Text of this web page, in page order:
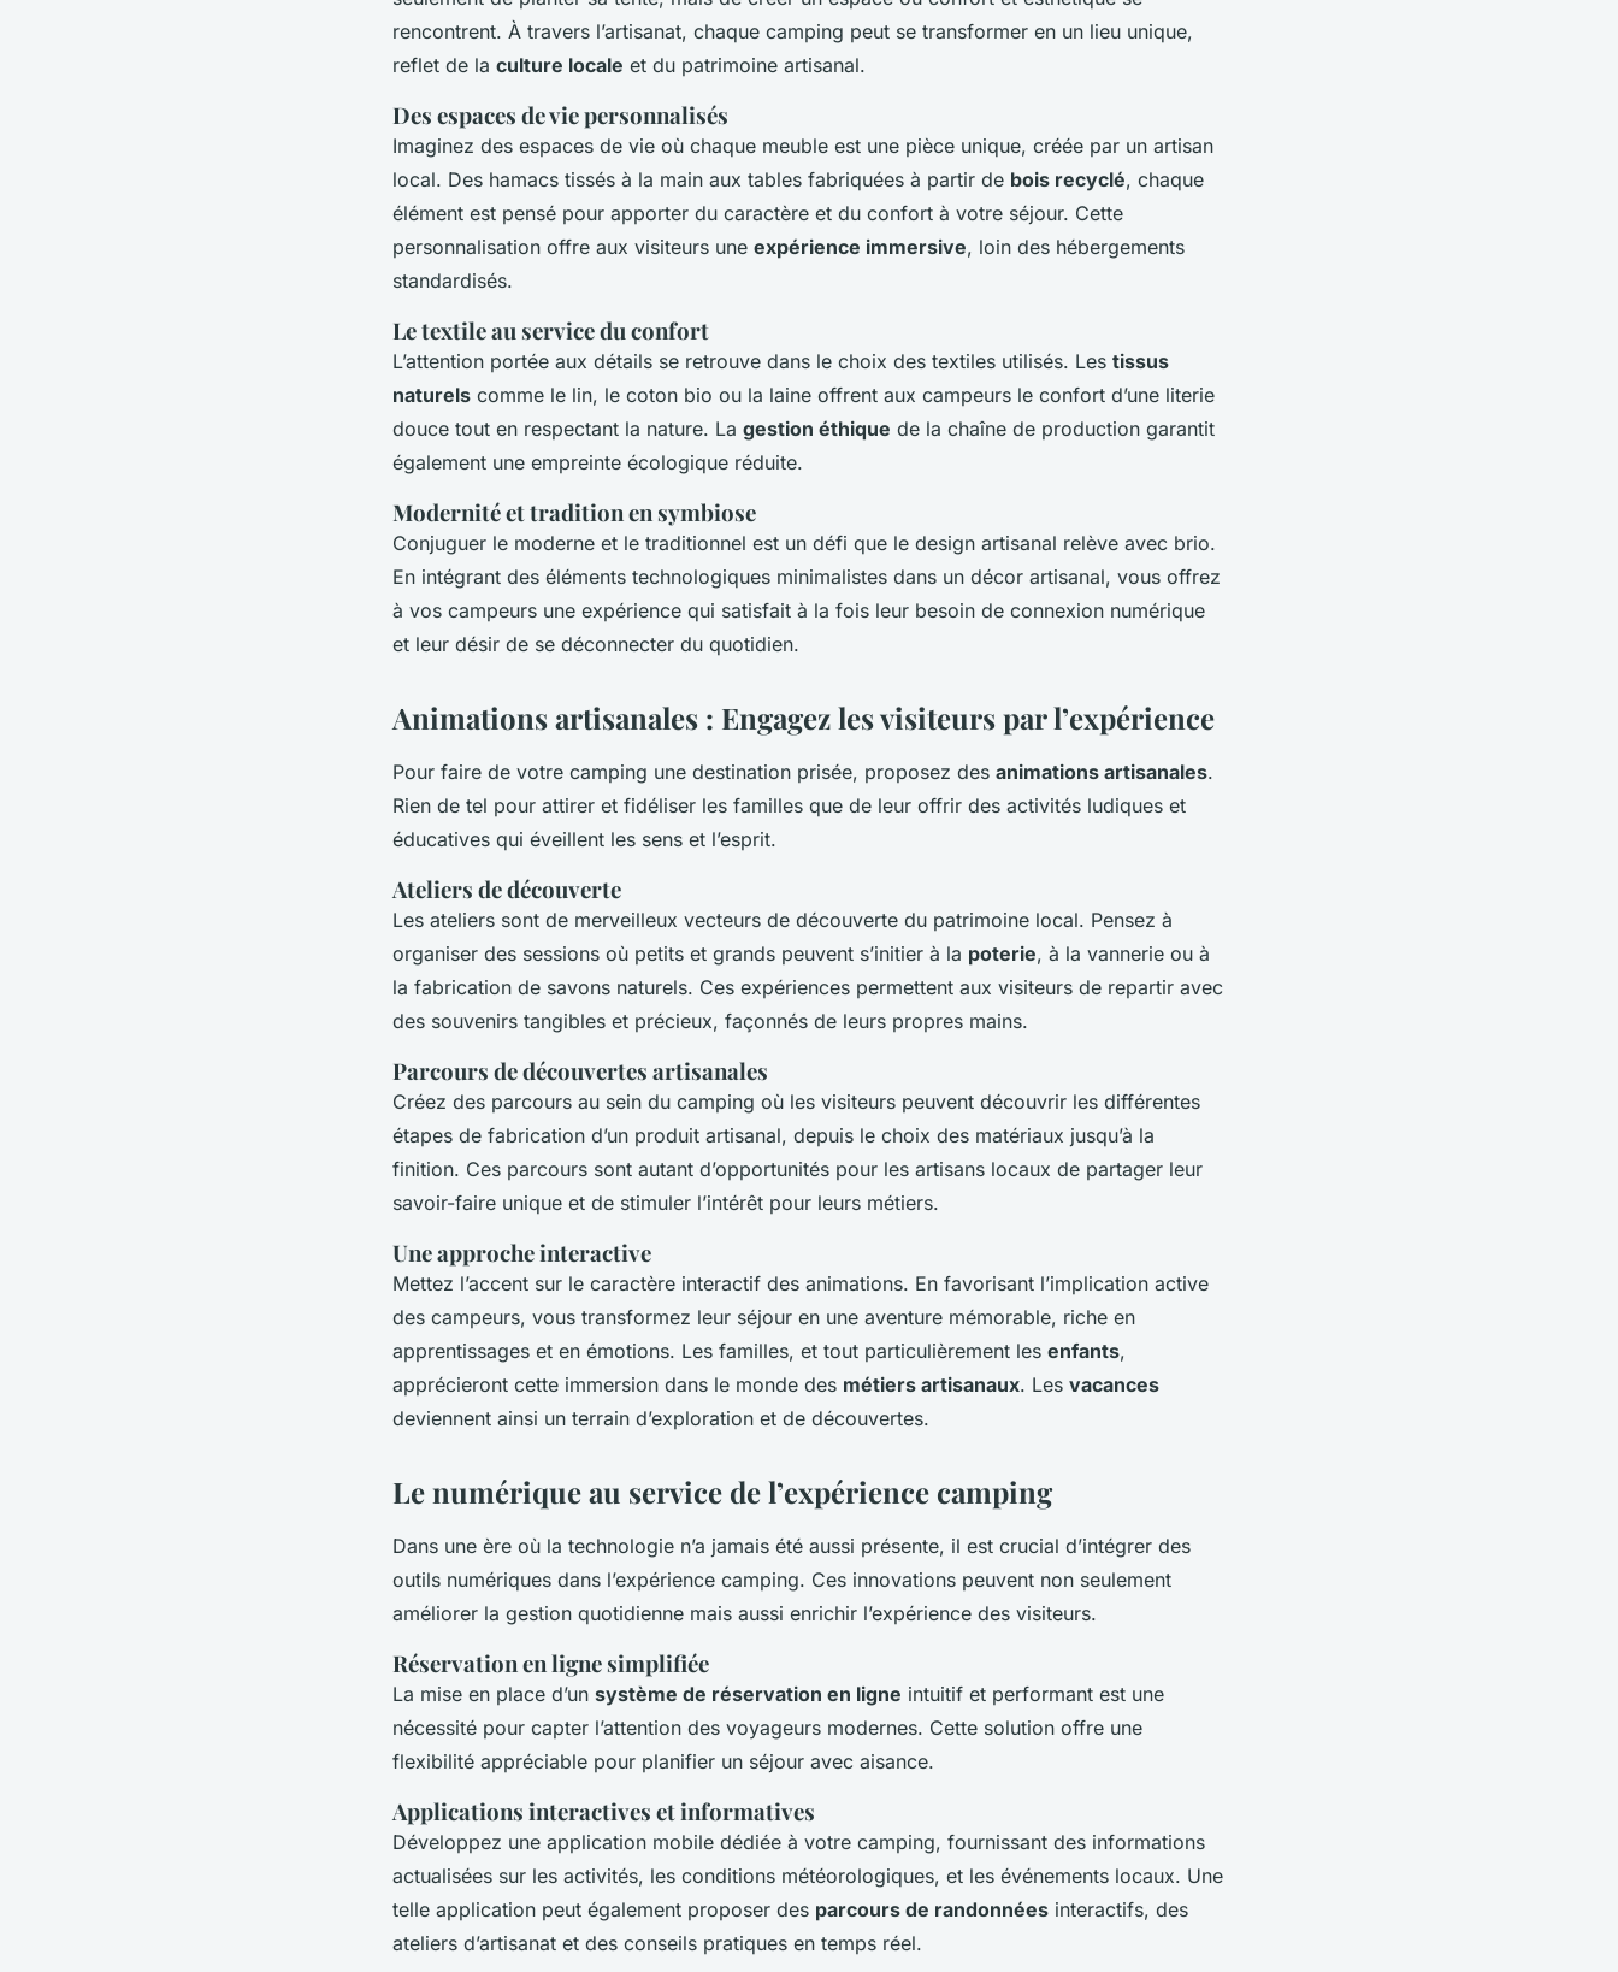
rencontrent. À travers l’artisanat, chaque camping peut se transformer en un lieu unique,
reflet de la culture locale et du patrimoine artisanal.
Des espaces de vie personnalisés
Imaginez des espaces de vie où chaque meuble est une pièce unique, créée par un artisan
local. Des hamacs tissés à la main aux tables fabriquées à partir de bois recyclé, chaque
élément est pensé pour apporter du caractère et du confort à votre séjour. Cette
personnalisation offre aux visiteurs une expérience immersive, loin des hébergements
standardisés.
Le textile au service du confort
L’attention portée aux détails se retrouve dans le choix des textiles utilisés. Les tissus
naturels comme le lin, le coton bio ou la laine offrent aux campeurs le confort d’une literie
douce tout en respectant la nature. La gestion éthique de la chaîne de production garantit
également une empreinte écologique réduite.
Modernité et tradition en symbiose
Conjuguer le moderne et le traditionnel est un défi que le design artisanal relève avec brio.
En intégrant des éléments technologiques minimalistes dans un décor artisanal, vous offrez
à vos campeurs une expérience qui satisfait à la fois leur besoin de connexion numérique
et leur désir de se déconnecter du quotidien.
Animations artisanales : Engagez les visiteurs par l’expérience
Pour faire de votre camping une destination prisée, proposez des animations artisanales.
Rien de tel pour attirer et fidéliser les familles que de leur offrir des activités ludiques et
éducatives qui éveillent les sens et l’esprit.
Ateliers de découverte
Les ateliers sont de merveilleux vecteurs de découverte du patrimoine local. Pensez à
organiser des sessions où petits et grands peuvent s’initier à la poterie, à la vannerie ou à
la fabrication de savons naturels. Ces expériences permettent aux visiteurs de repartir avec
des souvenirs tangibles et précieux, façonnés de leurs propres mains.
Parcours de découvertes artisanales
Créez des parcours au sein du camping où les visiteurs peuvent découvrir les différentes
étapes de fabrication d’un produit artisanal, depuis le choix des matériaux jusqu’à la
finition. Ces parcours sont autant d’opportunités pour les artisans locaux de partager leur
savoir-faire unique et de stimuler l’intérêt pour leurs métiers.
Une approche interactive
Mettez l’accent sur le caractère interactif des animations. En favorisant l’implication active
des campeurs, vous transformez leur séjour en une aventure mémorable, riche en
apprentissages et en émotions. Les familles, et tout particulièrement les enfants,
apprécieront cette immersion dans le monde des métiers artisanaux. Les vacances
deviennent ainsi un terrain d’exploration et de découvertes.
Le numérique au service de l’expérience camping
Dans une ère où la technologie n’a jamais été aussi présente, il est crucial d’intégrer des
outils numériques dans l’expérience camping. Ces innovations peuvent non seulement
améliorer la gestion quotidienne mais aussi enrichir l’expérience des visiteurs.
Réservation en ligne simplifiée
La mise en place d’un système de réservation en ligne intuitif et performant est une
nécessité pour capter l’attention des voyageurs modernes. Cette solution offre une
flexibilité appréciable pour planifier un séjour avec aisance.
Applications interactives et informatives
Développez une application mobile dédiée à votre camping, fournissant des informations
actualisées sur les activités, les conditions météorologiques, et les événements locaux. Une
telle application peut également proposer des parcours de randonnées interactifs, des
ateliers d’artisanat et des conseils pratiques en temps réel.